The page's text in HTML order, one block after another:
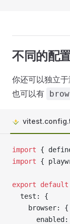
不同的配
你还可以独立
也可以有
import {
import {
export default
  test: {
    browser: {
      enabled: